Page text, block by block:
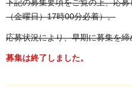
下記の募集要項をご覧の上、応
（金曜日）17時00分必着）。
応募状況により、早期に募集を
募集は終了しました。